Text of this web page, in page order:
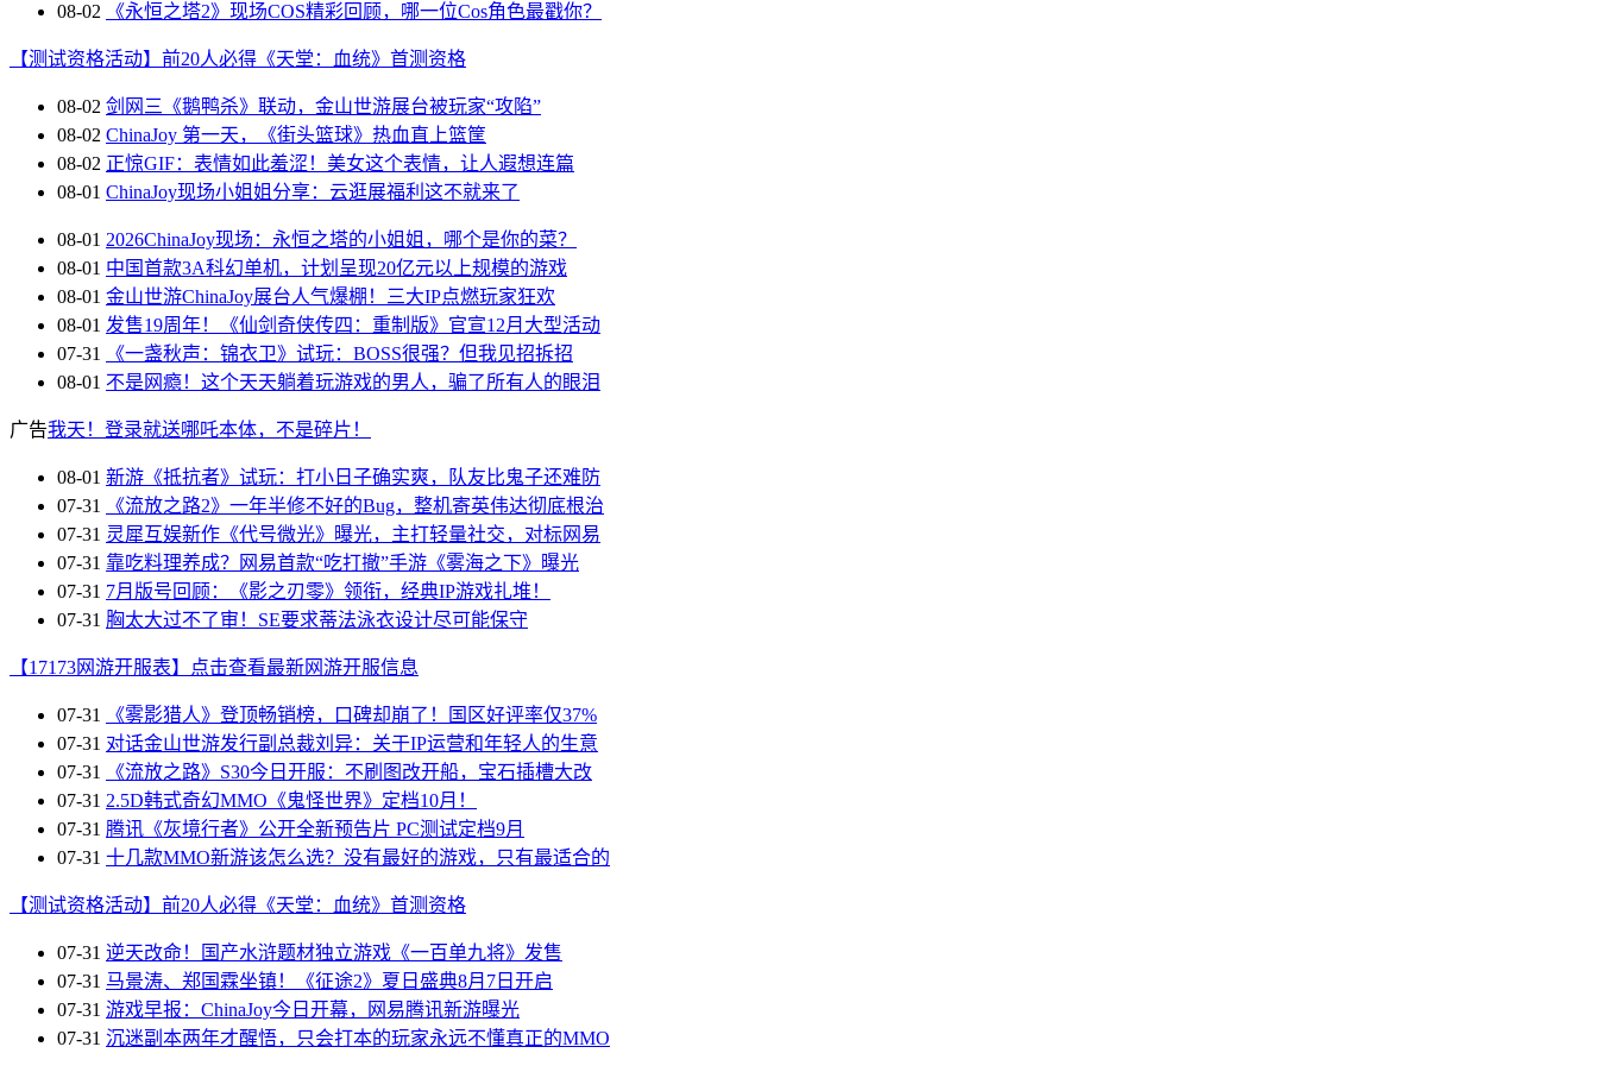
08-02
《永恒之塔2》现场COS精彩回顾，哪一位Cos角色最戳你？
【测试资格活动】前20人必得《天堂：血统》首测资格
08-02 剑网三《鹅鸭杀》联动，金山世游展台被玩家“攻陷”
08-02 ChinaJoy 第一天，《街头篮球》热血直上篮筐
08-02 正惊GIF：表情如此羞涩！美女这个表情，让人遐想连篇
08-01 ChinaJoy现场小姐姐分享：云逛展福利这不就来了
08-01 2026ChinaJoy现场：永恒之塔的小姐姐，哪个是你的菜？
08-01 中国首款3A科幻单机，计划呈现20亿元以上规模的游戏
08-01 金山世游ChinaJoy展台人气爆棚！三大IP点燃玩家狂欢
08-01 发售19周年！《仙剑奇侠传四：重制版》官宣12月大型活动
07-31
《一盏秋声：锦衣卫》试玩：BOSS很强？但我见招拆招
08-01 不是网瘾！这个天天躺着玩游戏的男人，骗了所有人的眼泪
广告我天！登录就送哪吒本体，不是碎片！
08-01 新游《抵抗者》试玩：打小日子确实爽，队友比鬼子还难防
07-31
《流放之路2》一年半修不好的Bug，整机寄英伟达彻底根治
07-31 灵犀互娱新作《代号微光》曝光，主打轻量社交，对标网易
07-31 靠吃料理养成？网易首款“吃打撤”手游《雾海之下》曝光
07-31 7月版号回顾：《影之刃零》领衔，经典IP游戏扎堆！
07-31 胸太大过不了审！SE要求蒂法泳衣设计尽可能保守
【17173网游开服表】点击查看最新网游开服信息
07-31
《雾影猎人》登顶畅销榜，口碑却崩了！国区好评率仅37%
07-31 对话金山世游发行副总裁刘异：关于IP运营和年轻人的生意
07-31
《流放之路》S30今日开服：不刷图改开船，宝石插槽大改
07-31 2.5D韩式奇幻MMO《鬼怪世界》定档10月！
07-31 腾讯《灰境行者》公开全新预告片 PC测试定档9月
07-31 十几款MMO新游该怎么选？没有最好的游戏，只有最适合的
【测试资格活动】前20人必得《天堂：血统》首测资格
07-31 逆天改命！国产水浒题材独立游戏《一百单九将》发售
07-31 马景涛、郑国霖坐镇！《征途2》夏日盛典8月7日开启
07-31 游戏早报：ChinaJoy今日开幕，网易腾讯新游曝光
07-31 沉迷副本两年才醒悟，只会打本的玩家永远不懂真正的MMO